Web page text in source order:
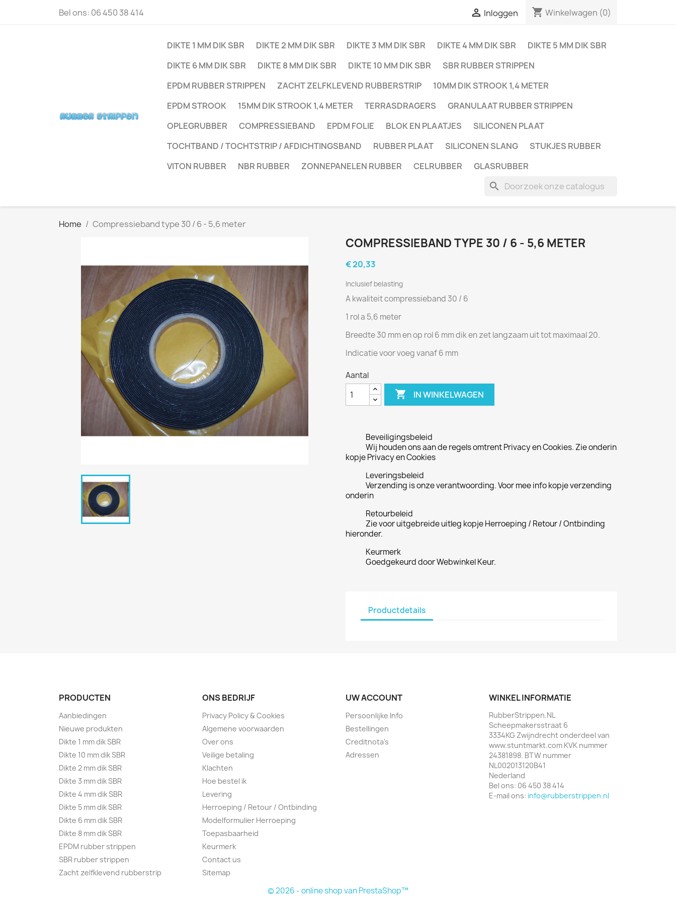
Bel ons: 06 450 38 414  Inloggen shopping_cart Winkelwagen (0)
DIKTE 1 MM DIK SBR DIKTE 2 MM DIK SBR DIKTE 3 MM DIK SBR DIKTE 4 MM DIK SBR
DIKTE 5 MM DIK SBR
DIKTE 6 MM DIK SBR
DIKTE 8 MM DIK SBR DIKTE 10 MM DIK SBR
SBR RUBBER STRIPPEN
EPDM RUBBER STRIPPEN
ZACHT ZELFKLEVEND RUBBERSTRIP
10MM DIK STROOK 1,4 METER
EPDM STROOK
15MM DIK STROOK 1,4 METER TERRASDRAGERS
GRANULAAT RUBBER STRIPPEN
OPLEGRUBBER
COMPRESSIEBAND EPDM FOLIE BLOK EN PLAATJES
SILICONEN PLAAT
TOCHTBAND / TOCHTSTRIP / AFDICHTINGSBAND
RUBBER PLAAT SILICONEN SLANG
STUKJES RUBBER
VITON RUBBER
NBR RUBBER ZONNEPANELEN RUBBER CELRUBBER GLASRUBBER
search
Home Compressieband type 30 / 6 - 5,6 meter
COMPRESSIEBAND TYPE 30 / 6 - 5,6 METER
€ 20,33
Inclusief belasting
A kwaliteit compressieband 30 / 6
1 rol a 5,6 meter
Breedte 30 mm en op rol 6 mm dik en zet langzaam uit tot maximaal 20.
Indicatie voor voeg vanaf 6 mm
Aantal
 IN WINKELWAGEN
Beveiligingsbeleid
Wij houden ons aan de regels omtrent Privacy en Cookies. Zie onderin
kopje Privacy en Cookies
Leveringsbeleid
Verzending is onze verantwoording. Voor mee info kopje verzending
onderin
Retourbeleid
Zie voor uitgebreide uitleg kopje Herroeping / Retour / Ontbinding
hieronder.
Keurmerk
Goedgekeurd door Webwinkel Keur.
Productdetails
PRODUCTEN
Aanbiedingen
Nieuwe produkten
Dikte 1 mm dik SBR
Dikte 10 mm dik SBR
Dikte 2 mm dik SBR
Dikte 3 mm dik SBR
Dikte 4 mm dik SBR
Dikte 5 mm dik SBR
Dikte 6 mm dik SBR
Dikte 8 mm dik SBR
EPDM rubber strippen
SBR rubber strippen
Zacht zelfklevend rubberstrip
ONS BEDRIJF
Privacy Policy & Cookies
Algemene voorwaarden
Over ons
Veilige betaling
Klachten
Hoe bestel ik
Levering
Herroeping / Retour / Ontbinding
Modelformulier Herroeping
Toepasbaarheid
Keurmerk
Contact us
Sitemap
UW ACCOUNT
Persoonlijke Info
Bestellingen
Creditnota's
Adressen
WINKEL INFORMATIE
RubberStrippen.NL
Scheepmakersstraat 6
3334KG Zwijndrecht onderdeel van
www.stuntmarkt.com KVK nummer
24381898. BTW nummer
NL002013120B41
Nederland
Bel ons: 06 450 38 414
E-mail ons: info@rubberstrippen.nl
© 2026 - online shop van PrestaShop™